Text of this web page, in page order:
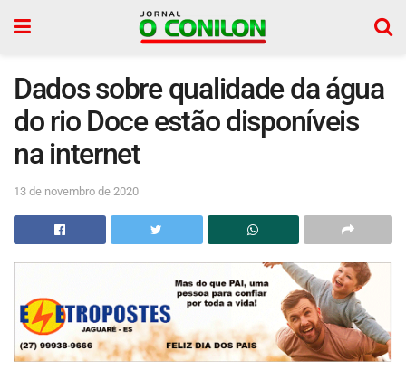
Dados sobre qualidade da água
do rio Doce estão disponíveis
na internet
13 de novembro de 2020